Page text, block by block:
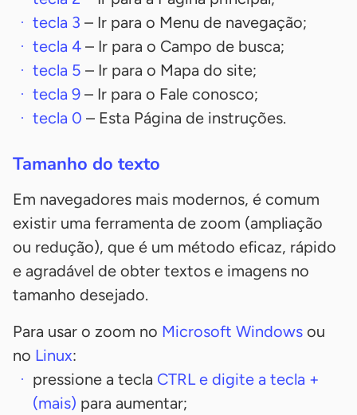
tecla 3 – Ir para o Menu de navegação;
tecla 4 – Ir para o Campo de busca;
tecla 5 – Ir para o Mapa do site;
tecla 9 – Ir para o Fale conosco;
tecla 0 – Esta Página de instruções.
Tamanho do texto
Em navegadores mais modernos, é comum
existir uma ferramenta de zoom (ampliação
ou redução), que é um método eficaz, rápido
e agradável de obter textos e imagens no
tamanho desejado.
Para usar o zoom no Microsoft Windows ou
no Linux:
pressione a tecla CTRL e digite a tecla +
(mais) para aumentar;